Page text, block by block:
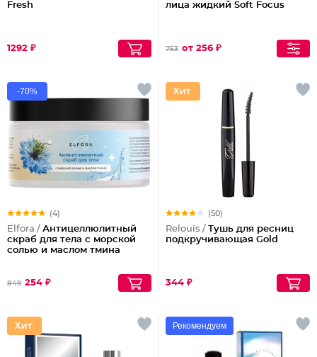
Fresh
1292 ₽
лица жидкий Soft Focus
753 от 256 ₽
-70%
(4)
Elfora / Антицеллюлитный
скраб для тела с морской
солью и маслом тмина
849 254 ₽
(50)
Relouis / Тушь для ресниц
подкручивающая Gold
344 ₽
Рекомендуем